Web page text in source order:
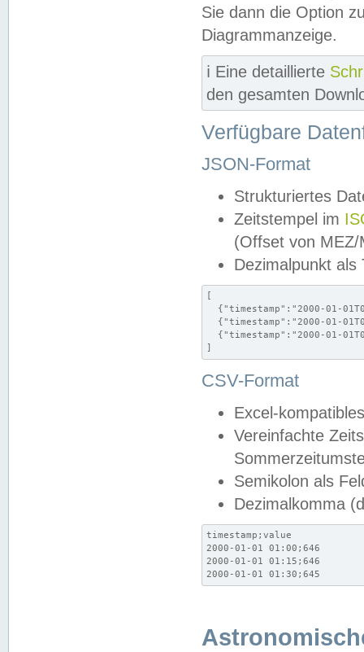
Sie dann die Option
Diagrammanzeige.
ℹ️ Eine detaillierte
den gesamten
Verfügbare
JSON-Format
Strukturiertes
Zeitstempel im
(Offset von MEZ/
Dezimalpunkt als
[
{"timestamp":"2000-01-
{"timestamp":"2000-01-
{"timestamp":"2000-01-
]
CSV-Format
Excel-
Vereinfachte
Semikolon als
Dezimalkomma
timestamp;value
2000-01-01 01:00;646
2000-01-01 01:15;646
2000-01-01 01:30;645